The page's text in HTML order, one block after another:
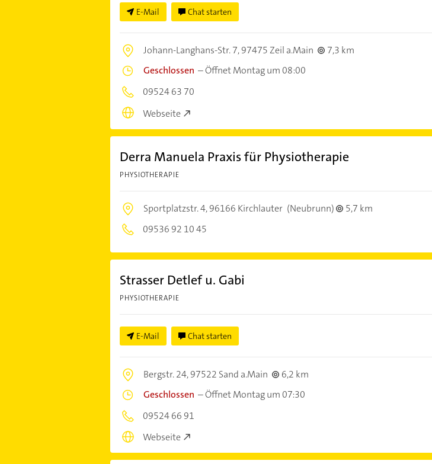
E-Mail Chat starten
Johann-Langhans-Str. 7,97475 Zeil a.Main
7,3 km
Geschlossen –Öffnet Montag um 08:00
09524 63 70
Webseite
Derra Manuela Praxis für Physiotherapie
PHYSIOTHERAPIE
Sportplatzstr. 4,96166 Kirchlauter (Neubrunn)
5,7 km
09536 92 10 45
Strasser Detlef u. Gabi
PHYSIOTHERAPIE
E-Mail Chat starten
Bergstr. 24,97522 Sand a.Main
6,2 km
Geschlossen –Öffnet Montag um 07:30
09524 66 91
Webseite